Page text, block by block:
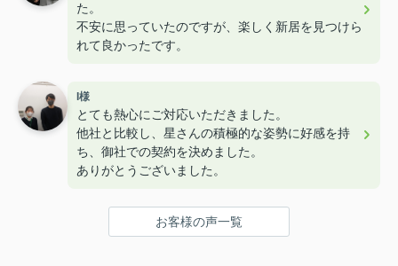
た。
不安に思っていたのですが、楽しく新居を見つけら
れて良かったです。
I様
とても熱心にご対応いただきました。
他社と比較し、星さんの積極的な姿勢に好感を持
ち、御社での契約を決めました。
ありがとうございました。
お客様の声一覧